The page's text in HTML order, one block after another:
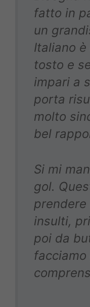
fatto in
un
Italiano
tosto e
impari a
porta
molto
bel
Si mi
gol.
insulti,
poi da